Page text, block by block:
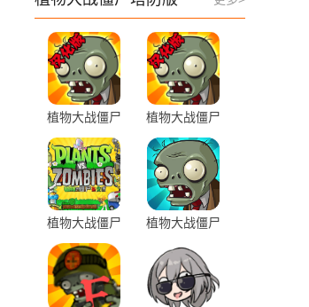
植物大战僵尸
花园版 3.3.0
手机版
植物大战僵尸
高清原版 3.3.0
手机版
植物大战僵尸
杂交版 0.5.1
最新版
植物大战僵尸
最新版